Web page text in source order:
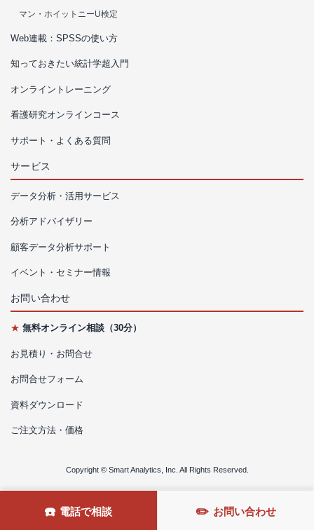
マン・ホイットニーU検定
Web連載：SPSSの使い方
知っておきたい統計学超入門
オンライントレーニング
看護研究オンラインコース
サポート・よくある質問
サービス
データ分析・活用サービス
分析アドバイザリー
顧客データ分析サポート
イベント・セミナー情報
お問い合わせ
★ 無料オンライン相談（30分）
お見積り・お問合せ
お問合せフォーム
資料ダウンロード
ご注文方法・価格
Copyright © Smart Analytics, Inc. All Rights Reserved.
HOME アクセス お問い合わせ TEL
☎️ 電話で相談 ✏️ お問い合わせ